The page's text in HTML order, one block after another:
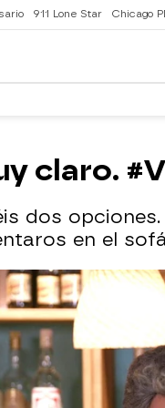
911 Lone Star Chicago
claro.
dos
en el